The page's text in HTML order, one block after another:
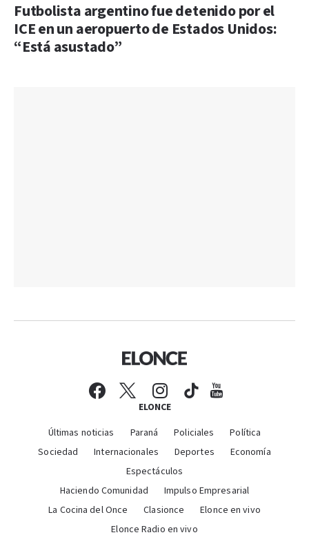
Futbolista argentino fue detenido por el
ICE en un aeropuerto de Estados Unidos:
“Está asustado”
ELONCE
Últimas noticias Paraná Policiales
Política
Sociedad
Internacionales Deportes
Economía
Espectáculos
Haciendo Comunidad
Impulso Empresarial
La Cocina del Once
Clasionce
Elonce en vivo
Elonce Radio en vivo